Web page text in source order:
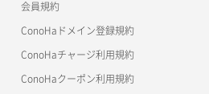
ConoHa for GAME
OpenStack CLI
Terraform
会員規約
ConoHaドメイン登録規約
ConoHaチャージ利用規約
ConoHaクーポン利用規約